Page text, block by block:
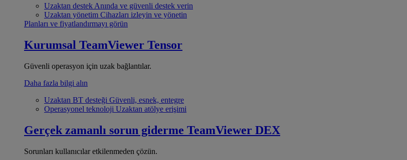
Uzaktan destek Anında ve güvenli destek verin
Uzaktan yönetim Cihazları izleyin ve yönetin
Planları ve fiyatlandırmayı görün
Kurumsal TeamViewer Tensor
Güvenli operasyon için uzak bağlantılar.
Daha fazla bilgi alın
Uzaktan BT desteği Güvenli, esnek, entegre
Operasyonel teknoloji Uzaktan atölye erişimi
Gerçek zamanlı sorun giderme TeamViewer DEX
Sorunları kullanıcılar etkilenmeden çözün.